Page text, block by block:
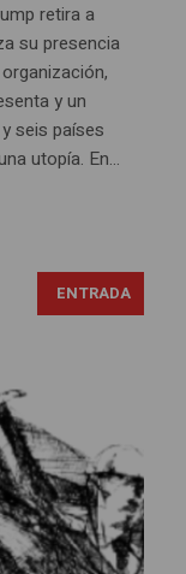
retira a
su presencia
y un
seis países
utopía. En...
ENTRADA